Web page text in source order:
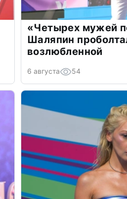
«Четырех мужей
Шаляпин
возлюбленной
6 августа 54